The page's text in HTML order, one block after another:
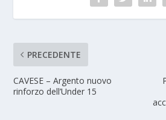
PRECEDENTE
CAVESE – Argento nuovo
rinforzo dell’Under 15